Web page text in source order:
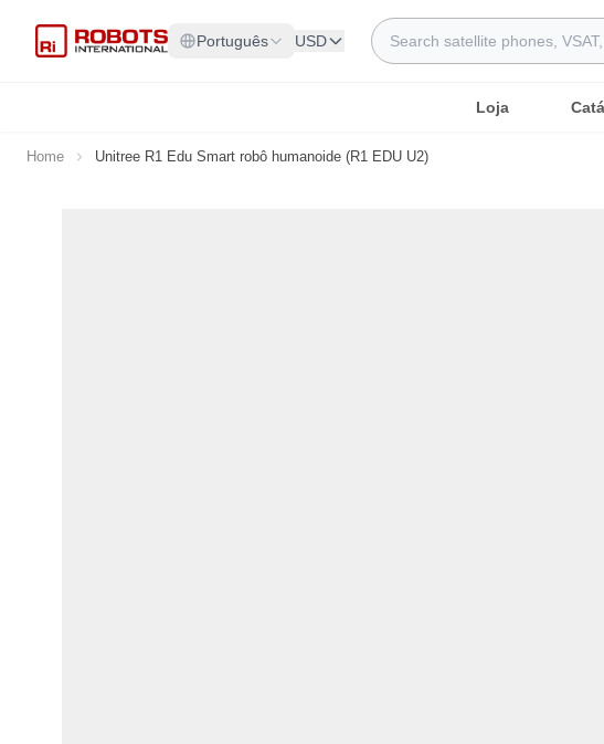
Português USD
Search
Loja
Home Unitree R1 Edu Smart robô humanoide (R1 EDU U2)